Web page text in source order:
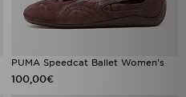
PUMA Speedcat Ballet Women's
100,00€